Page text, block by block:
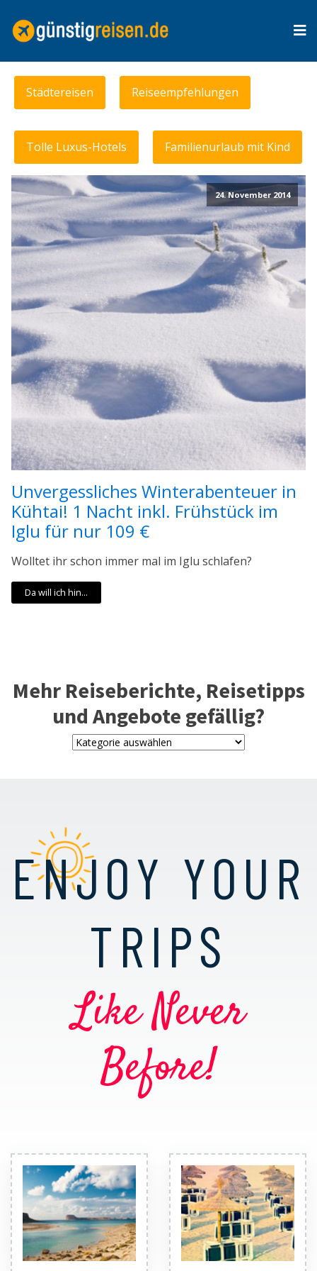
Städtereisen Reiseempfehlungen
Tolle Luxus-Hotels Familienurlaub mit Kind
24. November 2014
Unvergessliches Winterabenteuer in
Kühtai! 1 Nacht inkl. Frühstück im
Iglu für nur 109 €
Wolltet ihr schon immer mal im Iglu schlafen?
Da will ich hin...
Mehr Reiseberichte, Reisetipps
und Angebote gefällig?
ENJOY YOUR
TRIPS
Like Never
Before!